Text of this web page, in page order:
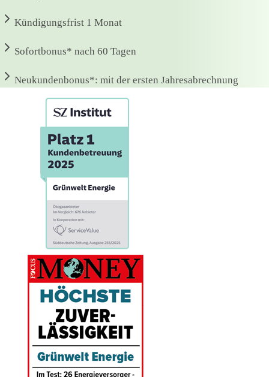
Kündigungsfrist 1 Monat
Sofortbonus* nach 60 Tagen
Neukundenbonus*: mit der ersten Jahresabrechnung